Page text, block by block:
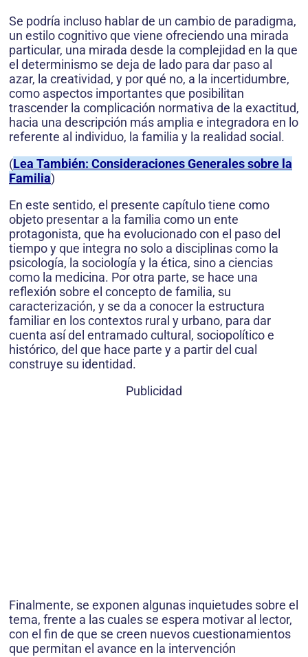
Se podría incluso hablar de un cambio de paradigma,
un estilo cognitivo que viene ofreciendo una mirada
particular, una mirada desde la complejidad en la que
el determinismo se deja de lado para dar paso al
azar, la creatividad, y por qué no, a la incertidumbre,
como aspectos importantes que posibilitan
trascender la complicación normativa de la exactitud,
hacia una descripción más amplia e integradora en lo
referente al individuo, la familia y la realidad social.
(Lea También: Consideraciones Generales sobre la
Familia)
En este sentido, el presente capítulo tiene como
objeto presentar a la familia como un ente
protagonista, que ha evolucionado con el paso del
tiempo y que integra no solo a disciplinas como la
psicología, la sociología y la ética, sino a ciencias
como la medicina. Por otra parte, se hace una
reflexión sobre el concepto de familia, su
caracterización, y se da a conocer la estructura
familiar en los contextos rural y urbano, para dar
cuenta así del entramado cultural, sociopolítico e
histórico, del que hace parte y a partir del cual
construye su identidad.
Publicidad
Finalmente, se exponen algunas inquietudes sobre el
tema, frente a las cuales se espera motivar al lector,
con el fin de que se creen nuevos cuestionamientos
que permitan el avance en la intervención